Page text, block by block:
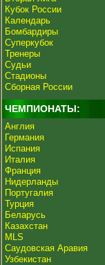
Кубок России
Календарь
Бомбардиры
Суперкубок
Тренеры
Судьи
Стадионы
Сборная России
ЧЕМПИОНАТЫ:
Англия
Германия
Испания
Италия
Франция
Нидерланды
Португалия
Турция
Беларусь
Казахстан
MLS
Саудовская Аравия
Узбекистан